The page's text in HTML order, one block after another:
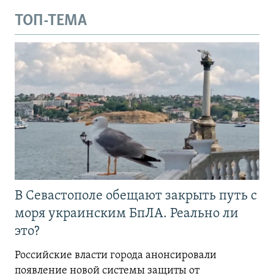
ТОП-ТЕМА
В Севастополе обещают закрыть путь с
моря украинским БпЛА. Реально ли
это?
Российские власти города анонсировали
появление новой системы защиты от